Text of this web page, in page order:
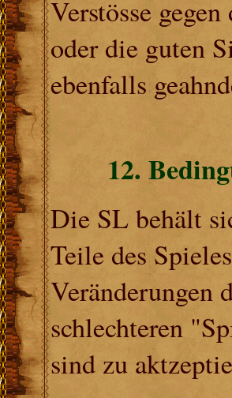
Verstösse
oder die guten
ebenfalls
12.
Die SL behält
Teile des
Veränderungen
schlechteren
sind zu